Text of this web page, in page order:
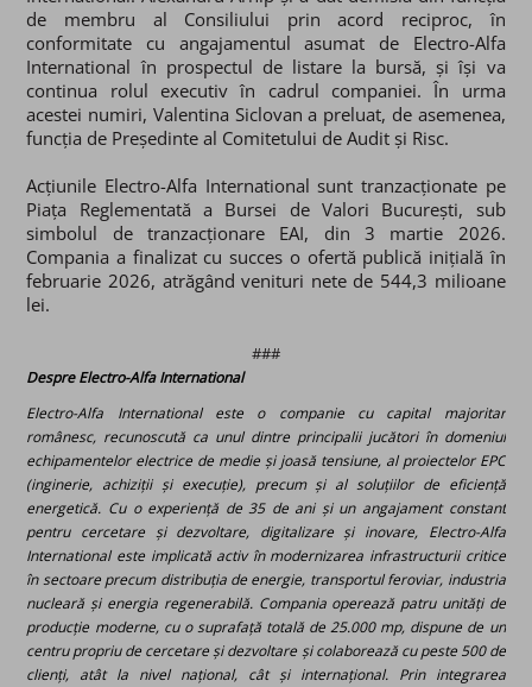
de membru al Consiliului prin acord reciproc, în
conformitate cu angajamentul asumat de Electro-Alfa
International în prospectul de listare la bursă, și își va
continua rolul executiv în cadrul companiei. În urma
acestei numiri, Valentina Siclovan a preluat, de asemenea,
funcția de Președinte al Comitetului de Audit și Risc.
Acțiunile Electro-Alfa International sunt tranzacționate pe
Piața Reglementată a Bursei de Valori București, sub
simbolul de tranzacționare EAI, din 3 martie 2026.
Compania a finalizat cu succes o ofertă publică inițială în
februarie 2026, atrăgând venituri nete de 544,3 milioane
lei.
###
Despre Electro-Alfa International
Electro-Alfa International este o companie cu capital majoritar
românesc, recunoscută ca unul dintre principalii jucători în domeniul
echipamentelor electrice de medie și joasă tensiune, al proiectelor EPC
(inginerie, achiziții și execuție), precum și al soluțiilor de eficiență
energetică. Cu o experiență de 35 de ani și un angajament constant
pentru cercetare și dezvoltare, digitalizare și inovare, Electro-Alfa
International este implicată activ în modernizarea infrastructurii critice
în sectoare precum distribuția de energie, transportul feroviar, industria
nucleară și energia regenerabilă. Compania operează patru unități de
producție moderne, cu o suprafață totală de 25.000 mp, dispune de un
centru propriu de cercetare și dezvoltare și colaborează cu peste 500 de
clienți, atât la nivel național, cât și internațional. Prin integrarea